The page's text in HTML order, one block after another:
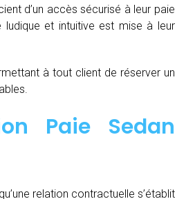
d’un accès sécurisé à leur paie
et intuitive est mise à leur
à tout client de réserver un
Paie Sedan
relation contractuelle s’établit